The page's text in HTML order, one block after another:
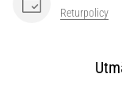
skarp
Returpolicy